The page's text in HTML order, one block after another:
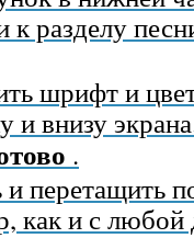
к разделу
шрифт и
и внизу
.
перетащить
как и с любой